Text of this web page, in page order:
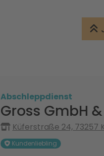
Abschleppdienst
Gross GmbH
Küferstraße 24, 73257
Kundenliebling